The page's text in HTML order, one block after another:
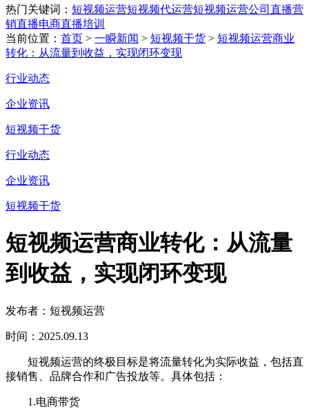
热门关键词： 短视频运营短视频代运营短视频运营公司 直播营
销直播电商直播培训
当前位置： 首页 > 一瞬新闻 > 短视频干货 > 短视频运营商业
转化：从流量到收益，实现闭环变现
行业动态
企业资讯
短视频干货
行业动态
企业资讯
短视频干货
短视频运营商业转化：从流量
到收益，实现闭环变现
发布者：短视频运营
时间：2025.09.13
短视频运营的终极目标是将流量转化为实际收益，包括直
接销售、品牌合作和广告投放等。具体包括：
1.电商带货